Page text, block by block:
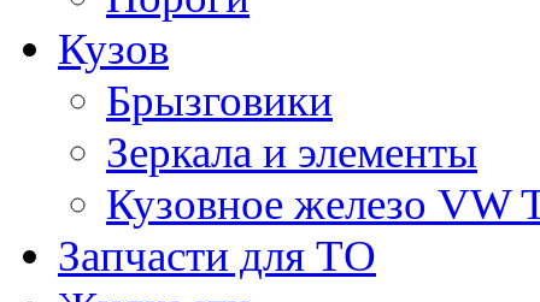
Кузов
Брызговики
Зеркала и элементы
Кузовное железо VW
Запчасти для ТО